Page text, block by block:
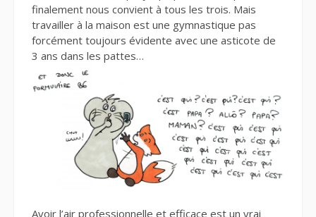
finalement nous convient à tous les trois. Mais
travailler à la maison est une gymnastique pas
forcément toujours évidente avec une asticote de
3 ans dans les pattes…
Avoir l’air professionnelle et efficace est un vrai